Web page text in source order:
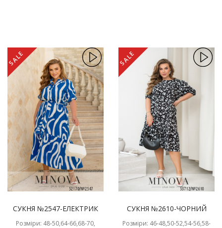
SALE
СУКНЯ №2547-ЕЛЕКТРИК
Розміри: 48-50,64-66,68-70,
SALE
СУКНЯ №2610-ЧОРНИЙ
Розміри: 46-48,50-52,54-56,58-